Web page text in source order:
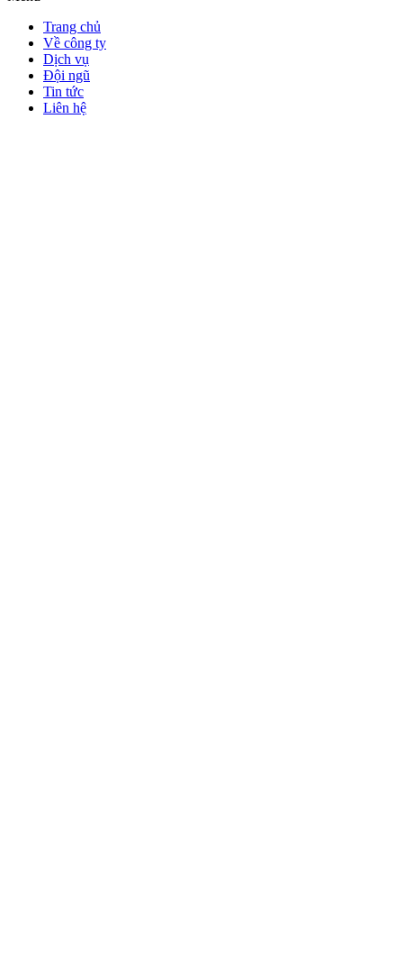
Trang chủ
Về công ty
Dịch vụ
Đội ngũ
Tin tức
Liên hệ